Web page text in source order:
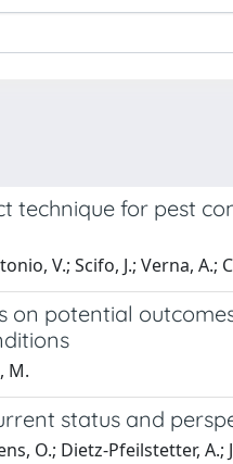
technique for pest
V.; Scifo, J.; Verna, A.;
on potential
M.
status and
O.; Dietz-Pfeilstetter,